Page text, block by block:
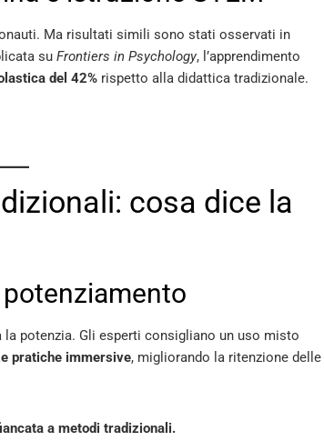
Ma risultati simili sono stati osservati in
su Frontiers in Psychology, l’apprendimento
del 42% rispetto alla didattica tradizionale.
cosa dice la
la potenzia. Gli esperti consigliano un uso misto
pratiche immersive, migliorando la ritenzione delle
a metodi tradizionali.